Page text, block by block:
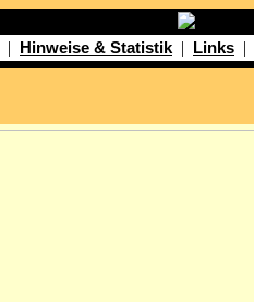
| Hinweise & Statistik | Links |